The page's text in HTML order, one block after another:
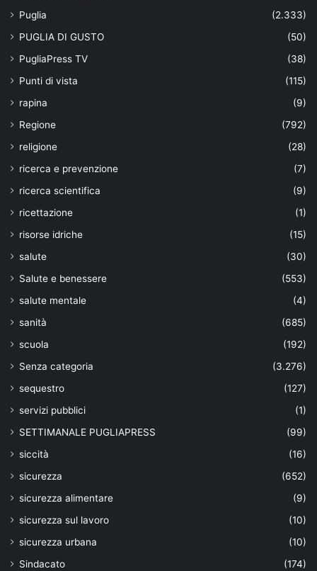
Puglia
(2.333)
PUGLIA DI GUSTO
(50)
PugliaPress TV
(38)
Punti di vista
(115)
rapina
(9)
Regione
(792)
religione
(28)
ricerca e prevenzione
(7)
ricerca scientifica
(9)
ricettazione
(1)
risorse idriche
(15)
salute
(30)
Salute e benessere
(553)
salute mentale
(4)
sanità
(685)
scuola
(192)
Senza categoria
(3.276)
sequestro
(127)
servizi pubblici
(1)
SETTIMANALE PUGLIAPRESS
(99)
siccità
(16)
sicurezza
(652)
sicurezza alimentare
(9)
sicurezza sul lavoro
(10)
sicurezza urbana
(10)
Sindacato
(174)